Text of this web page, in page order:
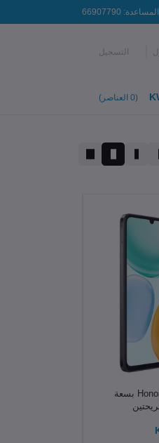
66907790
التسجيل
(
0 العناصر)
هاتف هونر Honor X5c Plus بسعة